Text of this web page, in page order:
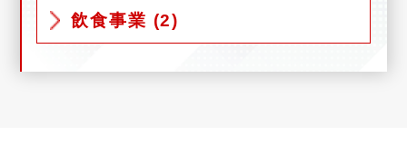
飲食事業 (2)